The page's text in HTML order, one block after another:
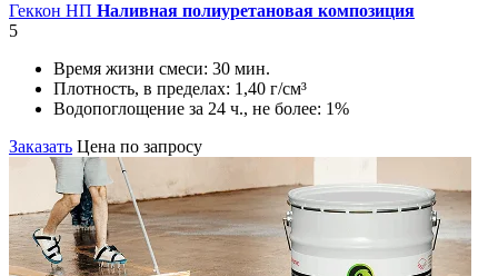
Геккон НП Наливная полиуретановая композиция
5
Время жизни смеси: 30 мин.
Плотность, в пределах: 1,40 г/см³
Водопоглощение за 24 ч., не более: 1%
Заказать Цена по запросу